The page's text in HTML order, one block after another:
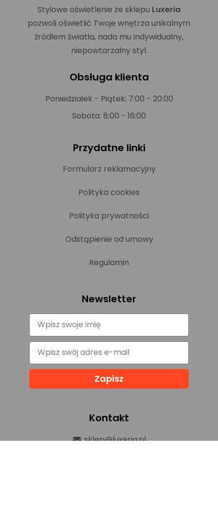
Stylowe oświetlenie ze sklepu Luxeria
pozwoli oświetlić Twoje wnętrza unikalnym
źródłem światła, nada mu indywidualny,
niepowtarzalny styl.
Obsługa klienta
Poniedziałek - Piątek: 7:00 - 20:00
Sobota: 8:00 - 16:00
Przydatne linki
Formularz reklamacyjny
Polityka cookies
Polityka prywatności
Odstąpienie od umowy
Regulamin
Newsletter
Zapisz
Kontakt
sklep@luxeria.pl